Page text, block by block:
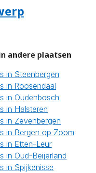
andere plaatsen
in Steenbergen
in Roosendaal
in Oudenbosch
in Halsteren
in Zevenbergen
in Bergen op Zoom
in Etten-Leur
in Oud-Beijerland
in Spijkenisse